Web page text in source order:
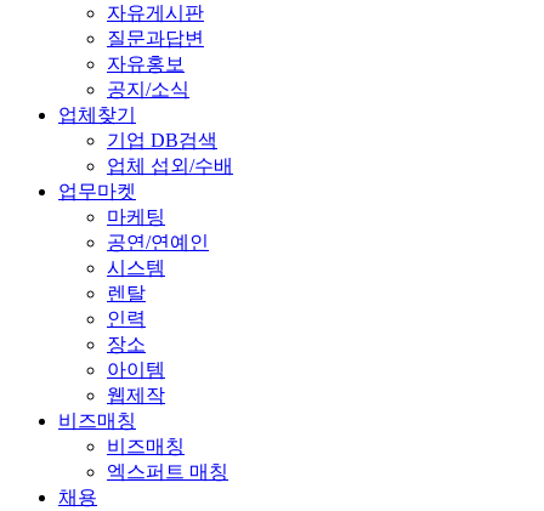
자유게시판
질문과답변
자유홍보
공지/소식
업체찾기
기업 DB검색
업체 섭외/수배
업무마켓
마케팅
공연/연예인
시스템
렌탈
인력
장소
아이템
웹제작
비즈매칭
비즈매칭
엑스퍼트 매칭
채용